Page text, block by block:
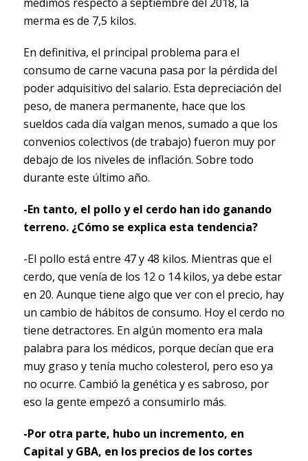
merma es de 7,5 kilos.
En definitiva, el principal problema para el
consumo de carne vacuna pasa por la pérdida del
poder adquisitivo del salario. Esta depreciación del
peso, de manera permanente, hace que los
sueldos cada día valgan menos, sumado a que los
convenios colectivos (de trabajo) fueron muy por
debajo de los niveles de inflación. Sobre todo
durante este último año.
-En tanto, el pollo y el cerdo han ido ganando
terreno. ¿Cómo se explica esta tendencia?
-El pollo está entre 47 y 48 kilos. Mientras que el
cerdo, que venía de los 12 o 14 kilos, ya debe estar
en 20. Aunque tiene algo que ver con el precio, hay
un cambio de hábitos de consumo. Hoy el cerdo no
tiene detractores. En algún momento era mala
palabra para los médicos, porque decían que era
muy graso y tenía mucho colesterol, pero eso ya
no ocurre. Cambió la genética y es sabroso, por
eso la gente empezó a consumirlo más.
-Por otra parte, hubo un incremento, en
Capital y GBA, en los precios de los cortes